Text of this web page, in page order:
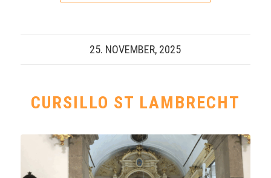
25. NOVEMBER, 2025
CURSILLO ST LAMBRECHT